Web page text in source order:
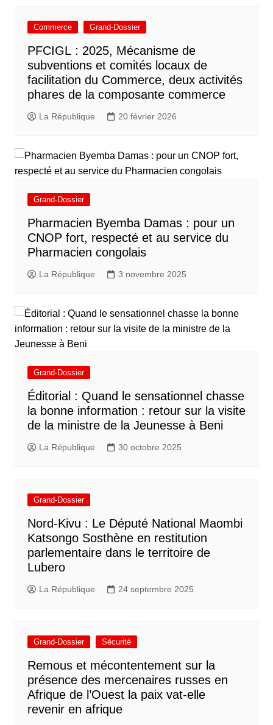
Commerce Grand-Dossier
PFCIGL : 2025, Mécanisme de
subventions et comités locaux de
facilitation du Commerce, deux activités
phares de la composante commerce
La République 20 février 2026
Grand-Dossier
Pharmacien Byemba Damas : pour un
CNOP fort, respecté et au service du
Pharmacien congolais
La République 3 novembre 2025
Grand-Dossier
Éditorial : Quand le sensationnel chasse
la bonne information : retour sur la visite
de la ministre de la Jeunesse à Beni
La République 30 octobre 2025
Grand-Dossier
Nord-Kivu : Le Député National Maombi
Katsongo Sosthène en restitution
parlementaire dans le territoire de
Lubero
La République 24 septembre 2025
Grand-Dossier Sécurité
Remous et mécontentement sur la
présence des mercenaires russes en
Afrique de l’Ouest la paix vat-elle
revenir en afrique